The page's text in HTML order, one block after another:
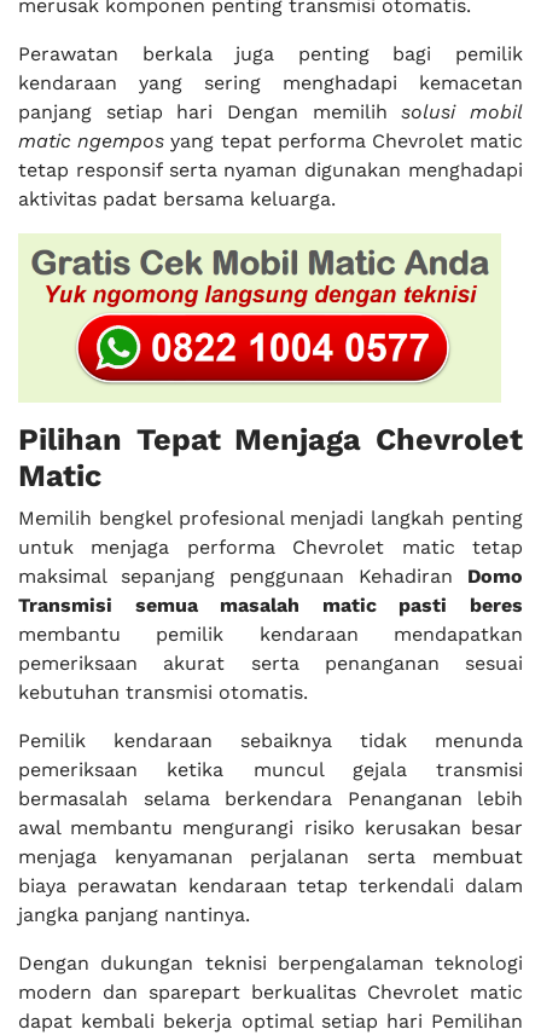
merusak komponen penting transmisi otomatis.
Perawatan berkala juga penting bagi pemilik
kendaraan yang sering menghadapi kemacetan
panjang setiap hari Dengan memilihsolusi mobil
matic ngempos yang tepat performa Chevrolet matic
tetap responsif serta nyaman digunakan menghadapi
aktivitas padat bersama keluarga.
Pilihan Tepat Menjaga Chevrolet
Matic
Memilih bengkel profesional menjadi langkah penting
untuk menjaga performa Chevrolet matic tetap
maksimal sepanjang penggunaan Kehadiran Domo
Transmisi semua masalah matic pasti beres
membantu pemilik kendaraan mendapatkan
pemeriksaan akurat serta penanganan sesuai
kebutuhan transmisi otomatis.
Pemilik kendaraan sebaiknya tidak menunda
pemeriksaan ketika muncul gejala transmisi
bermasalah selama berkendara Penanganan lebih
awal membantu mengurangi risiko kerusakan besar
menjaga kenyamanan perjalanan serta membuat
biaya perawatan kendaraan tetap terkendali dalam
jangka panjang nantinya.
Dengan dukungan teknisi berpengalaman teknologi
modern dan sparepart berkualitas Chevrolet matic
dapat kembali bekerja optimal setiap hari Pemilihan